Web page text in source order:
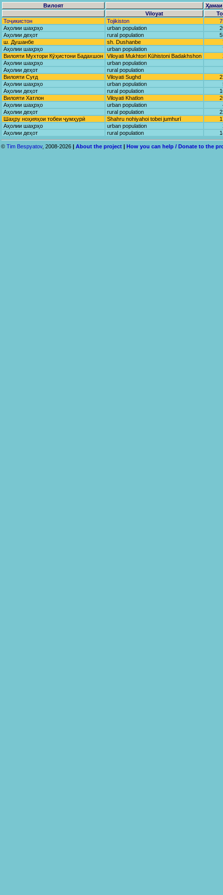
Вилоят
Viloyat
Тоҷикистон
Tojikiston
Аҳолии шаҳрҳо
urban population
Аҳолии деҳот
rural population
ш. Душанбе
sh. Dushanbe
Аҳолии шаҳрҳо
urban population
Вилояти Мухтори Кӯҳистони Бадахшон
Viloyati Mukhtori Kūhistoni Badakhshon
Аҳолии шаҳрҳо
urban population
Аҳолии деҳот
rural population
Вилояти Суғд
Viloyati Sughd
Аҳолии шаҳрҳо
urban population
Аҳолии деҳот
rural population
Вилояти Хатлон
Viloyati Khatlon
Аҳолии шаҳрҳо
urban population
Аҳолии деҳот
rural population
Шаҳру ноҳияҳои тобеи ҷумҳурӣ
Shahru nohiyahoi tobei jumhurī
Аҳолии шаҳрҳо
urban population
Аҳолии деҳот
rural population
© Tim Bespyatov, 2008-2026 | About the project | How you can help / Donate to the